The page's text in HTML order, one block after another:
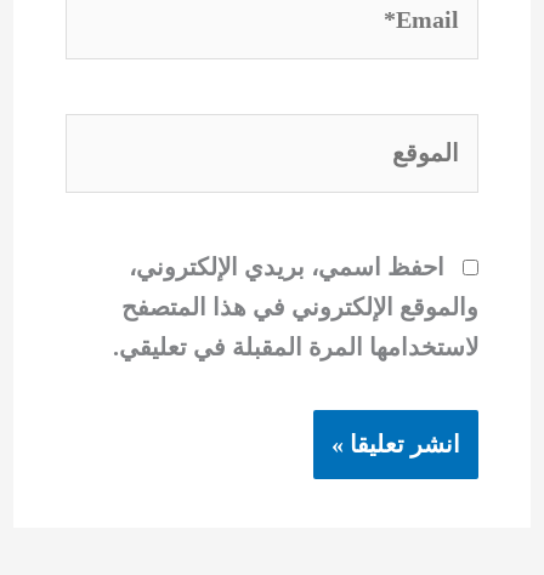
احفظ اسمي، بريدي الإلكتروني،
والموقع الإلكتروني في هذا المتصفح
لاستخدامها المرة المقبلة في تعليقي.